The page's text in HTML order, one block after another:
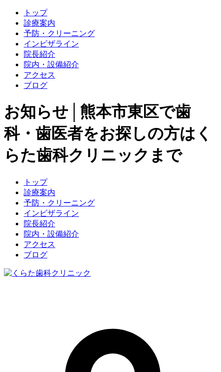
トップ
診療案内
予防・クリーニング
インビザライン
院長紹介
院内・設備紹介
アクセス
ブログ
お知らせ│熊本市東区で歯
科・歯医者をお探しの方はく
らた歯科クリニックまで
トップ
診療案内
予防・クリーニング
インビザライン
院長紹介
院内・設備紹介
アクセス
ブログ